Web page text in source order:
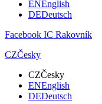
ENEnglish
DEDeutsch
Facebook IC Rakovník
CZČesky
CZČesky
ENEnglish
DEDeutsch